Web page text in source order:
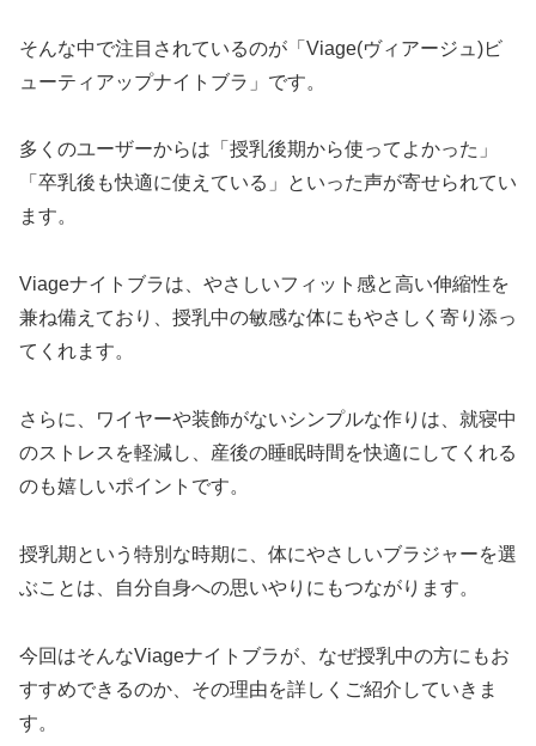
そんな中で注目されているのが「Viage(ヴィアージュ)ビ
ューティアップナイトブラ」です。
多くのユーザーからは「授乳後期から使ってよかった」
「卒乳後も快適に使えている」といった声が寄せられてい
ます。
Viageナイトブラは、やさしいフィット感と高い伸縮性を
兼ね備えており、授乳中の敏感な体にもやさしく寄り添っ
てくれます。
さらに、ワイヤーや装飾がないシンプルな作りは、就寝中
のストレスを軽減し、産後の睡眠時間を快適にしてくれる
のも嬉しいポイントです。
授乳期という特別な時期に、体にやさしいブラジャーを選
ぶことは、自分自身への思いやりにもつながります。
今回はそんなViageナイトブラが、なぜ授乳中の方にもお
すすめできるのか、その理由を詳しくご紹介していきま
す。